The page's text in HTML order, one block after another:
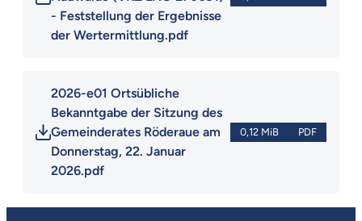
- Feststellung der Ergebnisse
der Wertermittlung.pdf
2026-e01 Ortsübliche
Bekanntgabe der Sitzung des
Gemeinderates Röderaue am
Donnerstag, 22. Januar
2026.pdf
0,12 MiB PDF